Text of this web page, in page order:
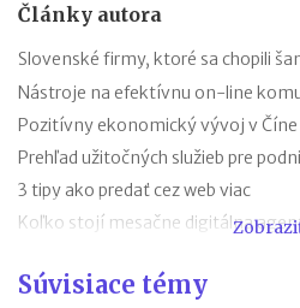
Články autora
Slovenské firmy, ktoré sa chopili
Nástroje na efektívnu on-line
Pozitívny ekonomický vývoj v Číne
Prehľad užitočných služieb pre
3 tipy ako predať cez web viac
Koľko stojí mesačne digitálna
9 šablón, ktoré Vám uľahčia prácu
Súvisiace témy